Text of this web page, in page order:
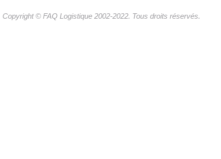
Copyright © FAQ Logistique 2002-2022. Tous droits réservés.